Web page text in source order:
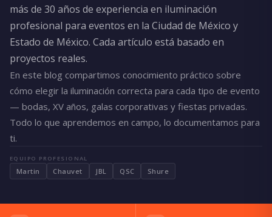
más de 30 años de experiencia en iluminación
profesional para eventos en la Ciudad de México y
Estado de México. Cada artículo está basado en
proyectos reales.
En este blog compartimos conocimiento práctico sobre
cómo elegir la iluminación correcta para cada tipo de evento
— bodas, XV años, galas corporativas y fiestas privadas.
Todo lo que aprendemos en campo, lo documentamos para
ti.
EQUIPO PROFESIONAL
Martin Chauvet JBL QSC Shure